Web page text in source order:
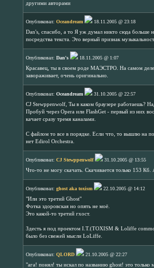
другими авторами
Опубликовал: Oceandream
18.11.2005 @ 23:18
Dan's, спасибо, а то Я уж думал никто сюда больше
посредства текста. Это верный признак
Опубликовал: Dan's
18.11.2005 @ 1:07
Красавец, ты в своем роде МАЭСТРО. На самом деле
завораживает, очень оригинально.
Опубликовал: Oceandream
31.10.2005 @ 22:57
CJ Stewppenwolf, Ты в каком браузере работаешь?
Пробуй через Opera или FlashGet - первый из них
качает сразу тремя каналами.
С файлом то все в порядке. Если что, то вышлю на
нет Edirol Orchestra.
Опубликовал: CJ Stewppenwolf
31.10.2005 @ 13:55
Что-то не могу скачать. Скачивается только 153
Опубликовал: ghost aka toxism
22.10.2005 @ 14:12
"Или это третий Ghost"
Фотка здоровская но опять не моё.
Это какой-то третий гхост.
Здесть я под проектом I.T.(TOXISM & Loliffe
было без свежей мысли LoLiffе.
Опубликовал: QLORD
21.10.2005 @ 22:27
"ага! понял! ты искал по названию ghost! это только